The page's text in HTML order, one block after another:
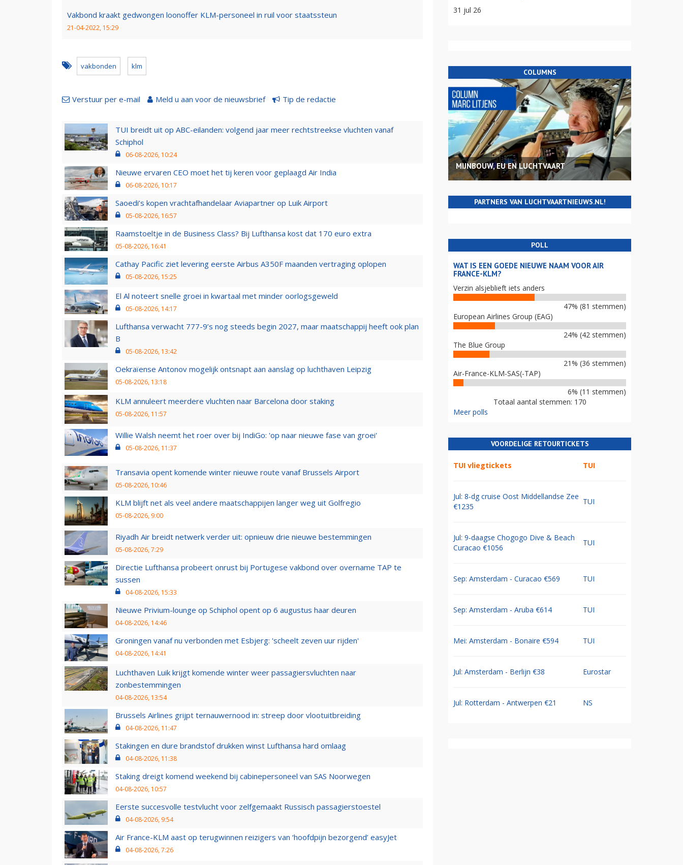
Vakbond kraakt gedwongen loonoffer KLM-personeel in ruil voor staatssteun
21-04-2022, 15:29
vakbonden klm
Verstuur per e-mail Meld u aan voor de nieuwsbrief Tip de redactie
TUI breidt uit op ABC-eilanden: volgend jaar meer rechtstreekse vluchten vanaf
Schiphol
06-08-2026, 10:24
Nieuwe ervaren CEO moet het tij keren voor geplaagd Air India
06-08-2026, 10:17
Saoedi’s kopen vrachtafhandelaar Aviapartner op Luik Airport
05-08-2026, 16:57
Raamstoeltje in de Business Class? Bij Lufthansa kost dat 170 euro extra
05-08-2026, 16:41
Cathay Pacific ziet levering eerste Airbus A350F maanden vertraging oplopen
05-08-2026, 15:25
El Al noteert snelle groei in kwartaal met minder oorlogsgeweld
05-08-2026, 14:17
Lufthansa verwacht 777-9’s nog steeds begin 2027, maar maatschappij heeft ook plan
B
05-08-2026, 13:42
Oekraïense Antonov mogelijk ontsnapt aan aanslag op luchthaven Leipzig
05-08-2026, 13:18
KLM annuleert meerdere vluchten naar Barcelona door staking
05-08-2026, 11:57
Willie Walsh neemt het roer over bij IndiGo: 'op naar nieuwe fase van groei'
05-08-2026, 11:37
Transavia opent komende winter nieuwe route vanaf Brussels Airport
05-08-2026, 10:46
KLM blijft net als veel andere maatschappijen langer weg uit Golfregio
05-08-2026, 9:00
Riyadh Air breidt netwerk verder uit: opnieuw drie nieuwe bestemmingen
05-08-2026, 7:29
Directie Lufthansa probeert onrust bij Portugese vakbond over overname TAP te
sussen
04-08-2026, 15:33
Nieuwe Privium-lounge op Schiphol opent op 6 augustus haar deuren
04-08-2026, 14:46
Groningen vanaf nu verbonden met Esbjerg: 'scheelt zeven uur rijden'
04-08-2026, 14:41
Luchthaven Luik krijgt komende winter weer passagiersvluchten naar
zonbestemmingen
04-08-2026, 13:54
Brussels Airlines grijpt ternauwernood in: streep door vlootuitbreiding
04-08-2026, 11:47
Stakingen en dure brandstof drukken winst Lufthansa hard omlaag
04-08-2026, 11:38
Staking dreigt komend weekend bij cabinepersoneel van SAS Noorwegen
04-08-2026, 10:57
Eerste succesvolle testvlucht voor zelfgemaakt Russisch passagierstoestel
04-08-2026, 9:54
Air France-KLM aast op terugwinnen reizigers van ‘hoofdpijn bezorgend’ easyJet
04-08-2026, 7:26
31 jul 26
COLUMNS
MIJNBOUW, EU EN LUCHTVAART
PARTNERS VAN LUCHTVAARTNIEUWS.NL!
POLL
WAT IS EEN GOEDE NIEUWE NAAM VOOR AIR
FRANCE-KLM?
Verzin alsjeblieft iets anders
47% (81 stemmen)
European Airlines Group (EAG)
24% (42 stemmen)
The Blue Group
21% (36 stemmen)
Air-France-KLM-SAS(-TAP)
6% (11 stemmen)
Totaal aantal stemmen: 170
Meer polls
VOORDELIGE RETOURTICKETS
TUI vliegtickets TUI
Jul: 8-dg cruise Oost Middellandse Zee
€1235
TUI
Jul: 9-daagse Chogogo Dive & Beach
Curacao €1056
TUI
Sep: Amsterdam - Curacao €569 TUI
Sep: Amsterdam - Aruba €614 TUI
Mei: Amsterdam - Bonaire €594 TUI
Jul: Amsterdam - Berlijn €38 Eurostar
Jul: Rotterdam - Antwerpen €21 NS